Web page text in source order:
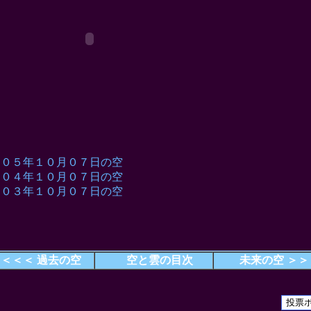
０５年１０月０７日の空
０４年１０月０７日の空
０３年１０月０７日の空
＜＜＜ 過去の空 空と雲の目次 未来の空 ＞＞